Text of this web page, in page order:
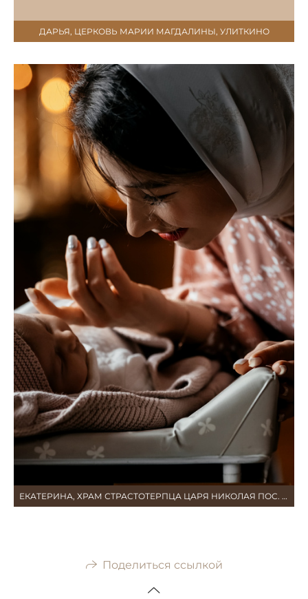
ДАРЬЯ, ЦЕРКОВЬ МАРИИ МАГДАЛИНЫ, УЛИТКИНО
ЕКАТЕРИНА, ХРАМ СТРАСТОТЕРПЦА ЦАРЯ НИКОЛАЯ ПОС. ЧКАЛОВСКИЙ
Поделиться ссылкой